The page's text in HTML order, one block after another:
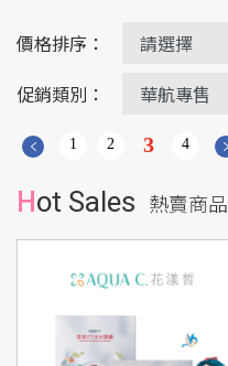
價格排序：
促銷類別：
1 2 3 4
Hot Sales 熱賣商品